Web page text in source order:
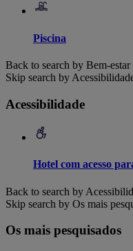
Piscina
Back to search by Bem-estar
Skip search by
Acessibilidade
Hotel com acesso
Back to search by
Skip search by Os mais
Os mais pesquisados